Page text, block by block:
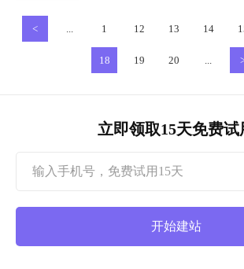
利不错过 ...
< ... 1 12 13 14
18 19 20 ...
立即领取15天免费试
开始建站